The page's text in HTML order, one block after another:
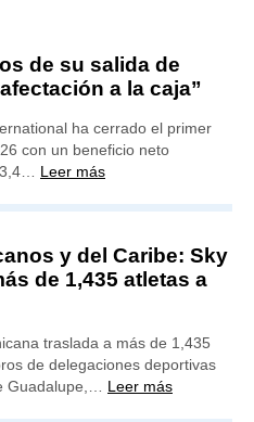
de su salida de
a la caja”
ha cerrado el primer
con un beneficio neto
Leer más
y del Caribe: Sky
de 1,435 atletas a
traslada a más de 1,435
de delegaciones deportivas
Guadalupe,… Leer más